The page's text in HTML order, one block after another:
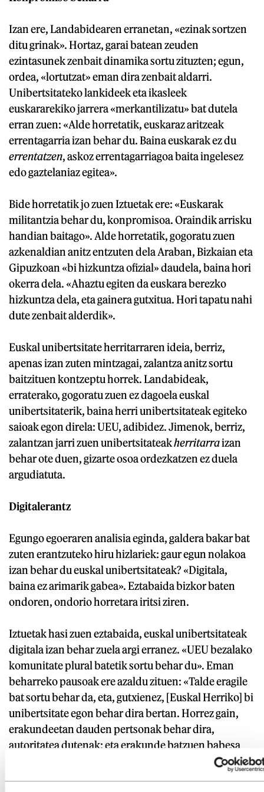
Izan ere, Landabidearen erranetan, «ezinak sortzen
ditu grinak». Hortaz, garai batean zeuden
ezintasunek zenbait dinamika sortu zituzten; egun,
ordea, «lortutzat» eman dira zenbait aldarri.
Unibertsitateko lankideek eta ikasleek
euskararekiko jarrera «merkantilizatu» bat dutela
erran zuen: «Alde horretatik, euskaraz aritzeak
errentagarria izan behar du. Baina euskarak ez du
errentatzen, askoz errentagarriagoa baita ingelesez
edo gaztelaniaz egitea».
Bide horretatik jo zuen Iztuetak ere: «Euskarak
militantzia behar du, konpromisoa. Oraindik arrisku
handian baitago». Alde horretatik, gogoratu zuen
azkenaldian anitz entzuten dela Araban, Bizkaian eta
Gipuzkoan «bi hizkuntza ofizial» daudela, baina hori
okerra dela. «Ahaztu egiten da euskara berezko
hizkuntza dela, eta gainera gutxitua. Hori tapatu nahi
dute zenbait alderdik».
Euskal unibertsitate herritarraren ideia, berriz,
apenas izan zuten mintzagai, zalantza anitz sortu
baitzituen kontzeptu horrek. Landabideak,
erraterako, gogoratu zuen ez dagoela euskal
unibertsitaterik, baina herri unibertsitateak egiteko
saioak egon direla: UEU, adibidez. Jimenok, berriz,
zalantzan jarri zuen unibertsitateakherritarraizan
behar ote duen, gizarte osoa ordezkatzen ez duela
argudiatuta.
Digitalerantz
Egungo egoeraren analisia eginda, galdera bakar bat
zuten erantzuteko hiru hizlariek: gaur egun nolakoa
izan behar du euskal unibertsitateak? «Digitala,
baina ez arimarik gabea». Eztabaida bizkor baten
ondoren, ondorio horretara iritsi ziren.
Iztuetak hasi zuen eztabaida, euskal unibertsitateak
digitala izan behar zuela argi erranez. «UEU bezalako
komunitate plural batetik sortu behar du». Eman
beharreko pausoak ere azaldu zituen: «Talde eragile
bat sortu behar da, eta, gutxienez, [Euskal Herriko] bi
unibertsitate egon behar dira bertan. Horrez gain,
erakundeetan dauden pertsonak behar dira,
autoritatea dutenak; eta erakunde batzuen babesa
ere ezinbestekoa da, ahal bada Eusko Jaurlaritzarena